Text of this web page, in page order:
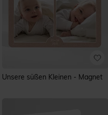
Unsere süßen Kleinen - Magnet